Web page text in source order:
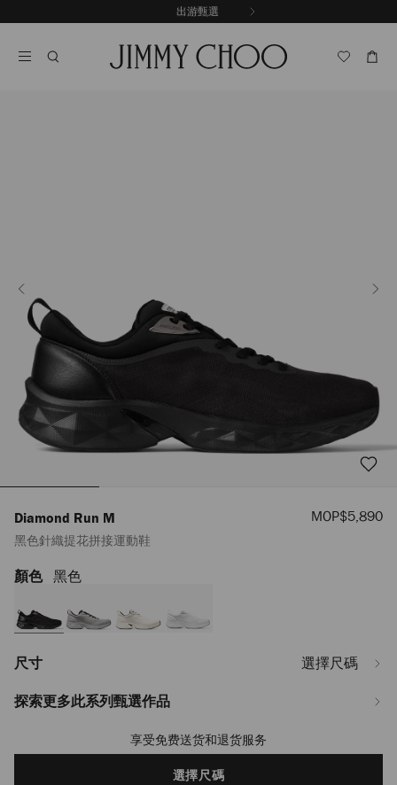
至
探索新品
出游甄選
Diamond Run M
黑色針織提花拼接運動鞋
優
MOP$5,890
https://www.jimmychoo.com/mo/hy_MO/%E7%94%B7%E5%A3%AB/
m/
DIAMONDRUNMZGE013754.html
顏色 黑色
探索更多此系列甄選作品
尺寸 選擇尺碼
to
享受免费送货和退货服务
選擇尺碼